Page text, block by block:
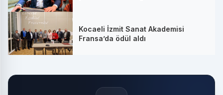
Kocaeli İzmit Sanat Akademisi
Fransa’da ödül aldı